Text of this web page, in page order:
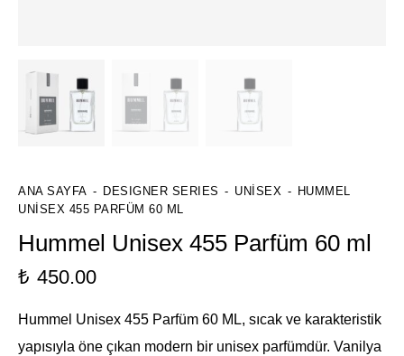
ANA SAYFA DESIGNER SERIES UNISEX
HUMMEL
UNISEX 455 PARFÜM 60 ML
Hummel Unisex 455 Parfüm 60 ml
₺ 450.00
Hummel Unisex 455 Parfüm 60 ML, sıcak ve karakteristik
yapısıyla öne çıkan modern bir unisex parfümdür. Vanilya